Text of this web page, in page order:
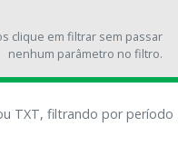
clique em filtrar sem passar
nenhum parâmetro no filtro.
TXT, filtrando por período